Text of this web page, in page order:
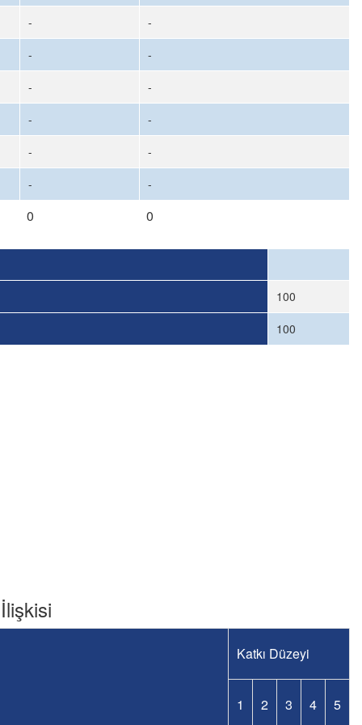
-
-
-
-
-
-
-
-
-
-
- -
0 0
100
100
Katkı Düzeyi
1 2 3 4 5